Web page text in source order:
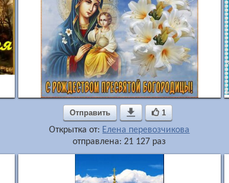
Отправить  1
Открытка от: Елена перевозчикова
отправлена: 21 127 раз